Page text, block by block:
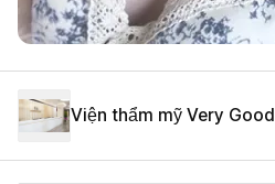
Viện thẩm mỹ Very Good